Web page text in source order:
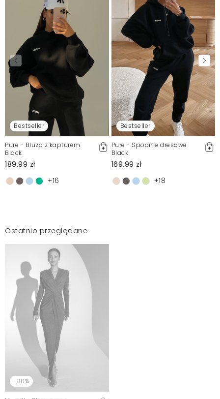
Bestseller
Pure - Bluza z kapturem
Black
189,99 zł
+16
Bestseller
Pure - Spodnie dresowe
Black
169,99 zł
+18
Ostatnio przeglądane
-30%